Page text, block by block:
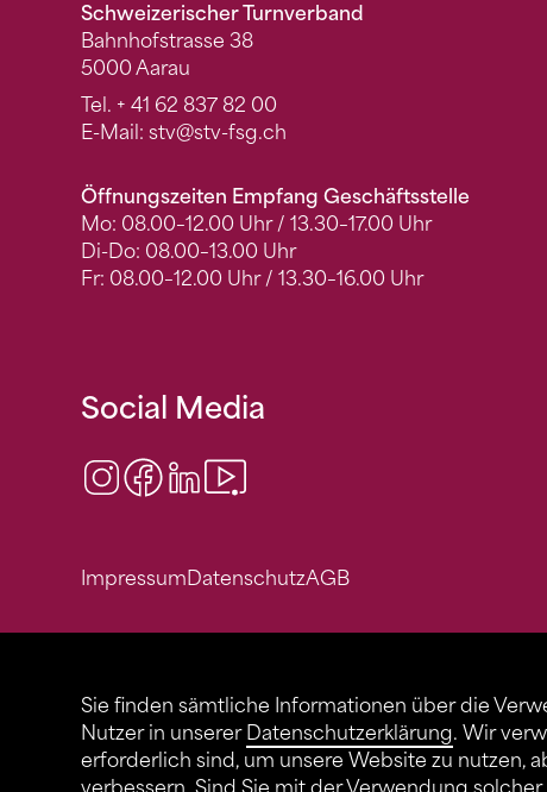
Sie finden sämtliche Informationen über die
Nutzer in unserer Datenschutzerklärung. Wir
erforderlich sind, um unsere Website zu nutzen,
Schweizerischer Turnverband
Bahnhofstrasse 38
5000 Aarau
Tel. + 41 62 837 82 00
E-Mail: stv@stv-fsg.ch
Öffnungszeiten Empfang Geschäftsstelle
Mo: 08.00–12.00 Uhr / 13.30–17.00 Uhr
Di-Do: 08.00–13.00 Uhr
Fr: 08.00–12.00 Uhr / 13.30–16.00 Uhr
Social Media
Instagram
Facebook
LinkedIn
ImpressumDatenschutzAGB